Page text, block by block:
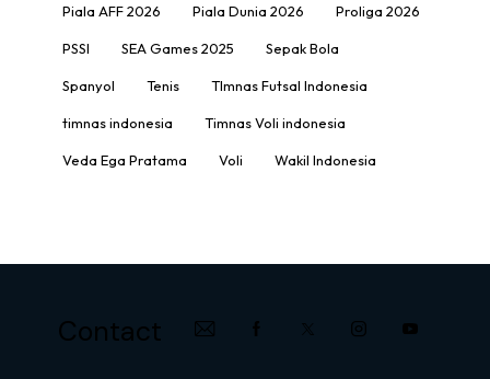
Piala AFF 2026 Piala Dunia 2026 Proliga 2026
PSSI SEA Games 2025 Sepak Bola
Spanyol Tenis TImnas Futsal Indonesia
timnas indonesia Timnas Voli indonesia
Veda Ega Pratama Voli Wakil Indonesia
Contact